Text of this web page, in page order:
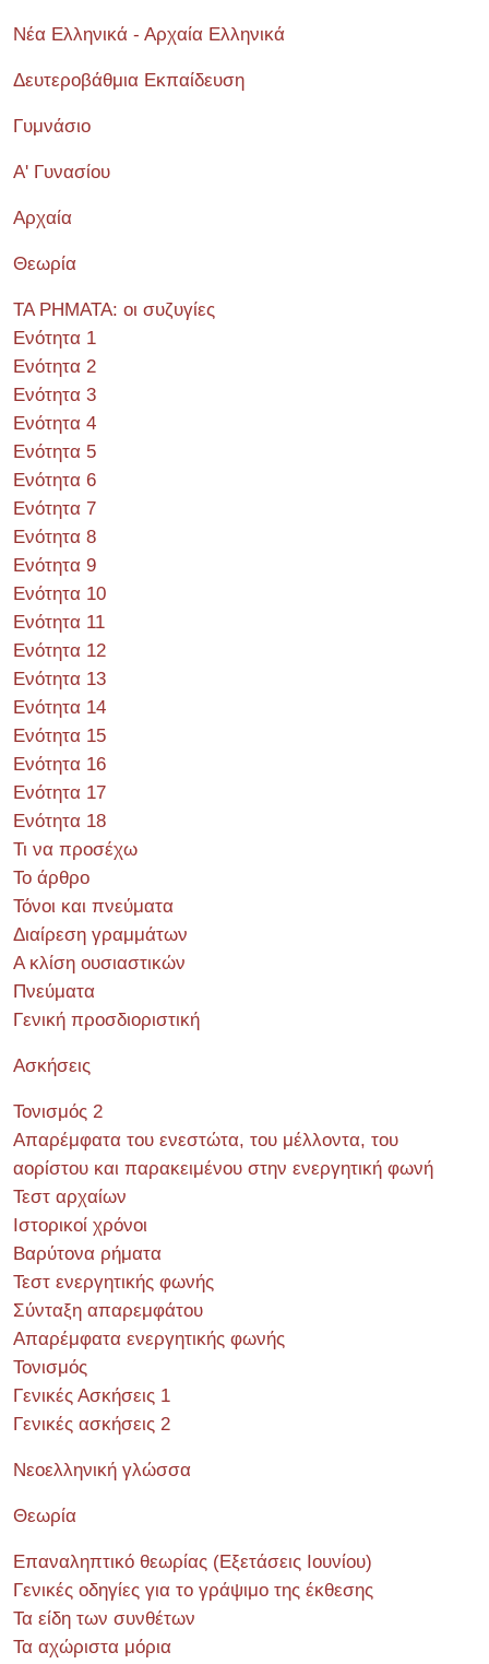
Νέα Ελληνικά - Αρχαία Ελληνικά
Δευτεροβάθμια Εκπαίδευση
Γυμνάσιο
Α' Γυνασίου
Αρχαία
Θεωρία
ΤΑ ΡΗΜΑΤΑ: οι συζυγίες
Ενότητα 1
Ενότητα 2
Ενότητα 3
Ενότητα 4
Ενότητα 5
Ενότητα 6
Ενότητα 7
Ενότητα 8
Ενότητα 9
Ενότητα 10
Ενότητα 11
Ενότητα 12
Ενότητα 13
Ενότητα 14
Ενότητα 15
Ενότητα 16
Ενότητα 17
Ενότητα 18
Τι να προσέχω
Το άρθρο
Τόνοι και πνεύματα
Διαίρεση γραμμάτων
Α κλίση ουσιαστικών
Πνεύματα
Γενική προσδιοριστική
Ασκήσεις
Τονισμός 2
Απαρέμφατα του ενεστώτα, του μέλλοντα, του
αορίστου και παρακειμένου στην ενεργητική φωνή
Τεστ αρχαίων
Ιστορικοί χρόνοι
Βαρύτονα ρήματα
Τεστ ενεργητικής φωνής
Σύνταξη απαρεμφάτου
Απαρέμφατα ενεργητικής φωνής
Τονισμός
Γενικές Ασκήσεις 1
Γενικές ασκήσεις 2
Νεοελληνική γλώσσα
Θεωρία
Επαναληπτικό θεωρίας (Εξετάσεις Ιουνίου)
Γενικές οδηγίες για το γράψιμο της έκθεσης
Τα είδη των συνθέτων
Τα αχώριστα μόρια